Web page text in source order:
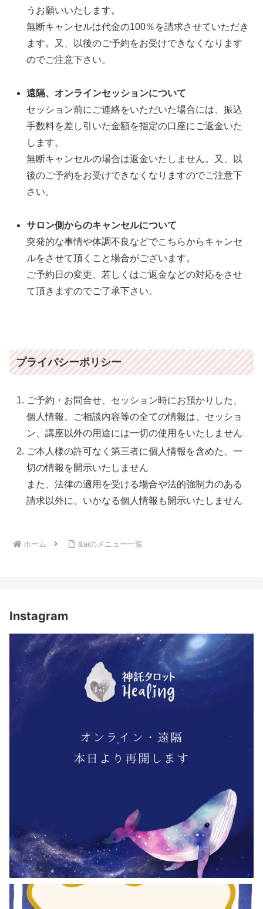
うお願いいたします。
無断キャンセルは代金の100％を請求させていただき
ます。又、以後のご予約をお受けできなくなります
のでご注意下さい。
遠隔、オンラインセッションについて
セッション前にご連絡をいただいた場合には、振込
手数料を差し引いた金額を指定の口座にご返金いた
します。
無断キャンセルの場合は返金いたしません。又、以
後のご予約をお受けできなくなりますのでご注意下
さい。
サロン側からのキャンセルについて
突発的な事情や体調不良などでこちらからキャンセ
ルをさせて頂くこと場合がございます。
ご予約日の変更、若しくはご返金などの対応をさせ
て頂きますのでご了承下さい。
プライバシーポリシー
ご予約・お問合せ、セッション時にお預かりした、
個人情報、ご相談内容等の全ての情報は、セッショ
ン、講座以外の用途には一切の使用をいたしません
ご本人様の許可なく第三者に個人情報を含めた、一
切の情報を開示いたしません
また、法律の適用を受ける場合や法的強制力のある
請求以外に、いかなる個人情報も開示いたしません
ホーム &aiのメニュー一覧
Instagram